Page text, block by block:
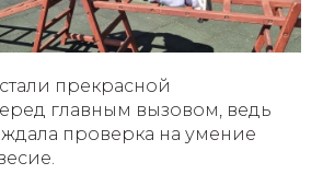
прекрасной
главным вызовом, ведь
проверка на умение